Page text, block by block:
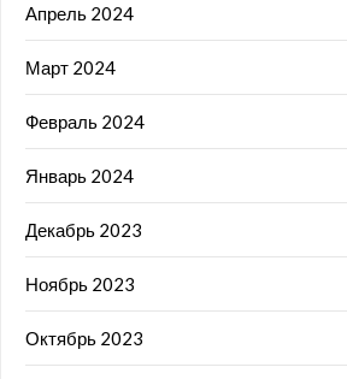
Апрель 2024
Март 2024
Февраль 2024
Январь 2024
Декабрь 2023
Ноябрь 2023
Октябрь 2023